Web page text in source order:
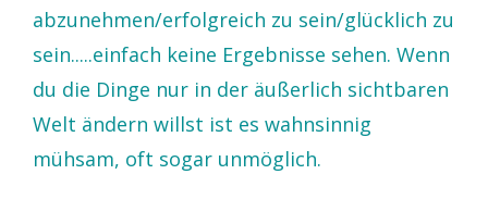
abzunehmen/erfolgreich zu sein/glücklich zu
sein.....einfach keine Ergebnisse sehen. Wenn
du die Dinge nur in der äußerlich sichtbaren
Welt ändern willst ist es wahnsinnig
mühsam, oft sogar unmöglich.